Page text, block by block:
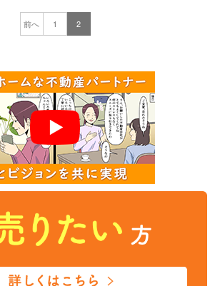
前へ 1 2